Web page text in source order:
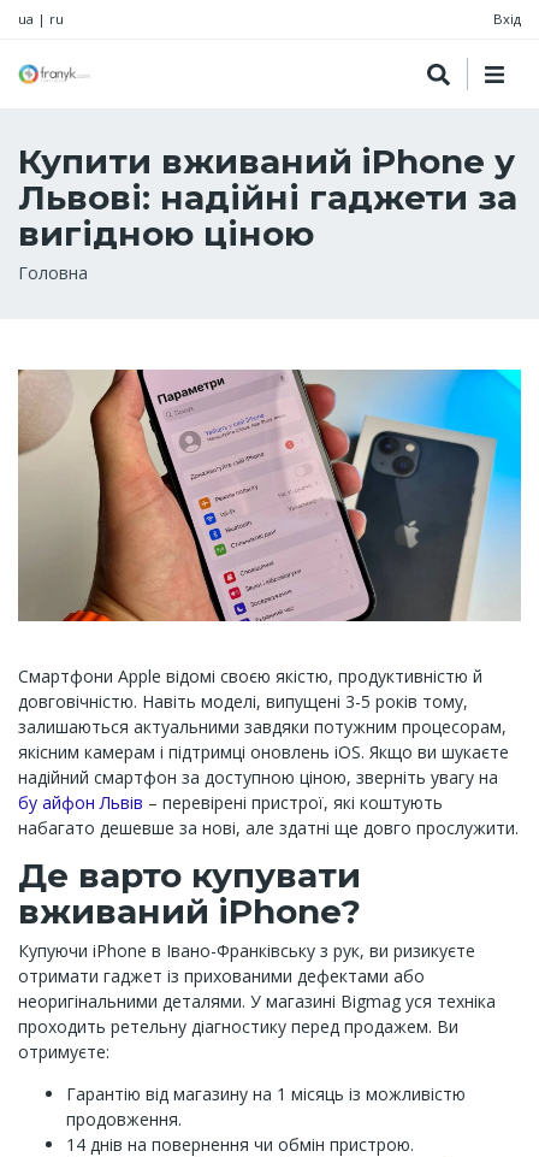
ua | ru Вхід
Купити вживаний iPhone у
Львові: надійні гаджети за
вигідною ціною
Рядок
Головна
Смартфони Apple відомі своєю якістю, продуктивністю й
довговічністю. Навіть моделі, випущені 3-5 років тому,
залишаються актуальними завдяки потужним процесорам,
якісним камерам і підтримці оновлень iOS. Якщо ви шукаєте
надійний смартфон за доступною ціною, зверніть увагу на
бу айфон Львів – перевірені пристрої, які коштують
набагато дешевше за нові, але здатні ще довго прослужити.
Де варто купувати
вживаний iPhone?
Купуючи iPhone в Івано-Франківську з рук, ви ризикуєте
отримати гаджет із прихованими дефектами або
неоригінальними деталями. У магазині Bigmag уся техніка
проходить ретельну діагностику перед продажем. Ви
отримуєте:
Гарантію від магазину на 1 місяць із можливістю
продовження.
14 днів на повернення чи обмін пристрою.